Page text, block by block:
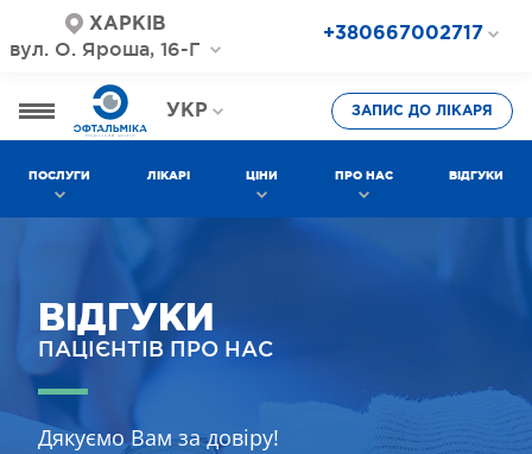
ХАРКІВ
вул. О. Яроша, 16-Г
+380667002717
+380577002717
УКР
РОС
ЗАПИС ДО ЛІКАРЯ
ПОСЛУГИ ЛІКАРІ ЦІНИ ПРО НАС ВІДГУКИ
ВІДГУКИ
ПАЦІЄНТІВ ПРО НАС
Дякуємо Вам за довіру!